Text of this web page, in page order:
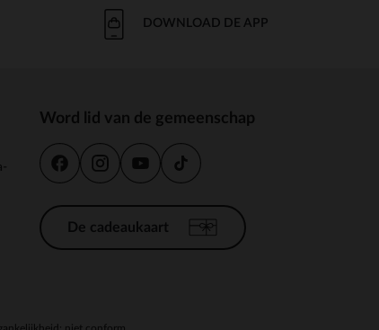
DOWNLOAD DE APP
Word lid van de gemeenschap
De cadeaukaart